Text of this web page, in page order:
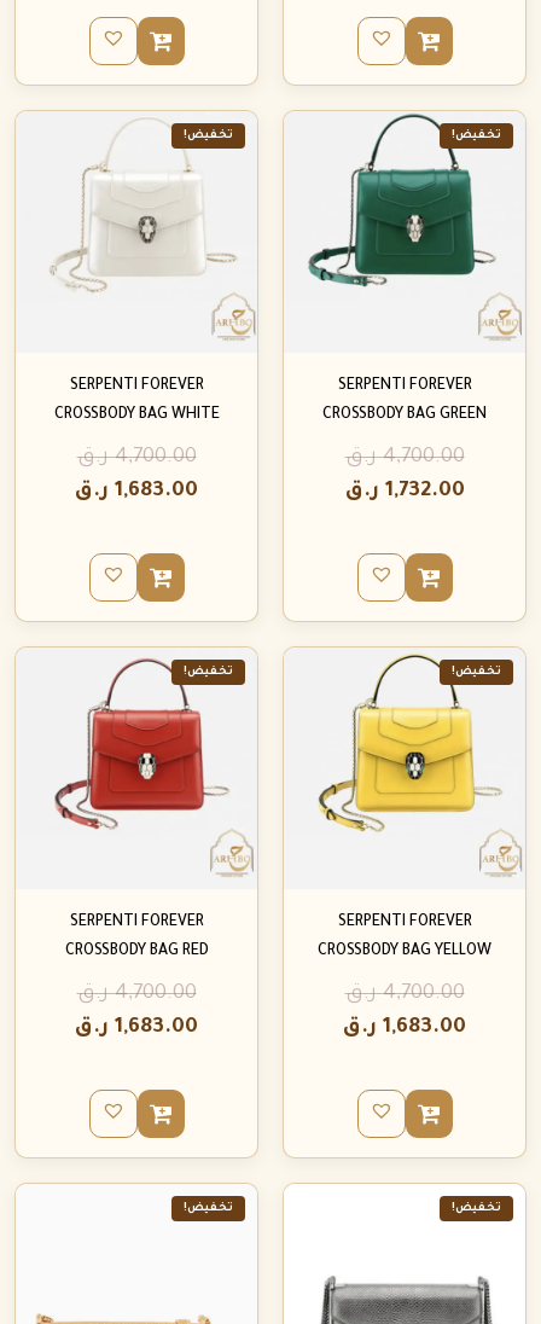
تخفيض!
SERPENTI FOREVER
CROSSBODY BAG GREEN
4,700.00 ر.ق
1,732.00 ر.ق
تخفيض!
SERPENTI FOREVER
CROSSBODY BAG WHITE
4,700.00 ر.ق
1,683.00 ر.ق
تخفيض!
SERPENTI FOREVER
CROSSBODY BAG YELLOW
4,700.00 ر.ق
1,683.00 ر.ق
تخفيض!
SERPENTI FOREVER
CROSSBODY BAG RED
4,700.00 ر.ق
1,683.00 ر.ق
تخفيض! تخفيض!